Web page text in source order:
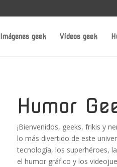
Imágenes geek Vídeos geek
Humor
¡Bienvenidos, geeks, frikis y
lo más divertido de este
tecnología, los superhéroes,
el humor gráfico y los